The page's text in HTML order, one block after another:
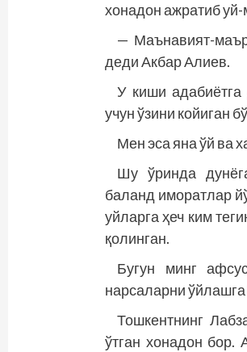
хонадон ажратиб
— Маънавият-
деди Акбар Алиев.
У киши адабиётга
учун ўзини койиган
Мен эса яна ўй ва
Шу ўринда
баланд иморатлар
уйларга ҳеч ким
қолинган.
Бугун минг
нарсаларни
Тошкентнинг
ўтган хонадон бор.